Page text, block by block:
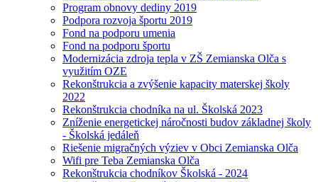
Program obnovy dediny 2019
Podpora rozvoja športu 2019
Fond na podporu umenia
Fond na podporu športu
Modernizácia zdroja tepla v ZŠ Zemianska Olča s
využitím OZE
Rekonštrukcia a zvýšenie kapacity materskej školy
2022
Rekonštrukcia chodníka na ul. Školská 2023
Zníženie energetickej náročnosti budov základnej školy
- Školská jedáleň
Riešenie migračných výziev v Obci Zemianska Olča
Wifi pre Teba Zemianska Olča
Rekonštrukcia chodníkov Školská - 2024